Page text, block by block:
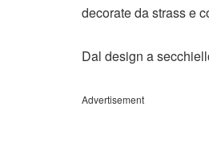
decorate da strass e
Dal design a
Advertisement